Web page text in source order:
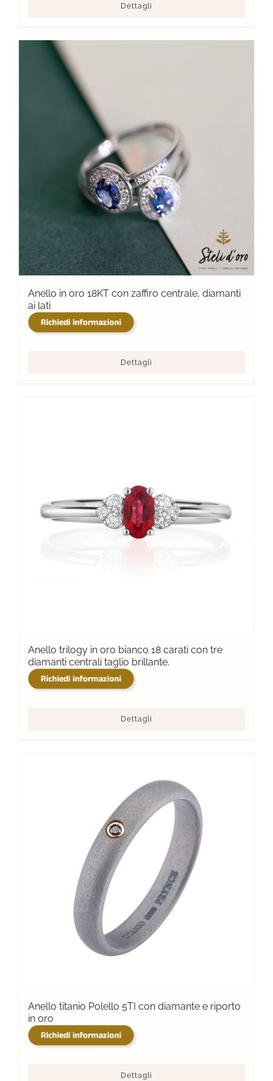
Dettagli
Anello in oro 18KT con zaffiro centrale, diamanti
ai lati
Dettagli
Anello trilogy in oro bianco 18 carati con tre
diamanti centrali taglio brillante.
Dettagli
Anello titanio Polello 5TI con diamante e riporto
in oro
Dettagli